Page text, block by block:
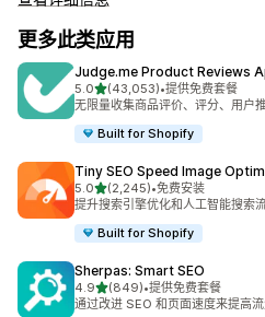
更多此类应用
Judge.me Product Reviews
5.0星（满分 5 星）
(43,053)
总共 43053 条评论
•提供免费套餐
无限量收集商品评价、评分、用户
Built for Shopify
Tiny SEO Speed Image
5.0星（满分 5 星）
(2,245)
总共 2245 条评论
•免费安装
提升搜索引擎优化和人工智能搜索
Built for Shopify
Sherpas: Smart SEO
4.9星（满分 5 星）
(849)
总共 849 条评论
•提供免费套餐
通过改进 SEO 和页面速度来提高流